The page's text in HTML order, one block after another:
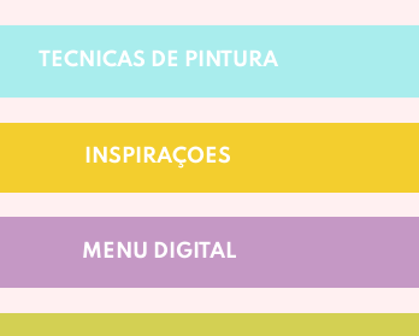
TÉCNICAS DE PINTURA
INSPIRAÇÕES
MENU DIGITAL